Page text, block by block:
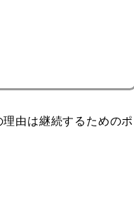
由は継続するためのポ